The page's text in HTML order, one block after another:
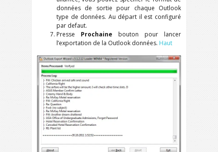
données de sortie pour chaque Outlook
type de données. Au départ il est configuré
par defaut.
Presse Prochaine bouton pour lancer
l’exportation de la Outlook données. Haut